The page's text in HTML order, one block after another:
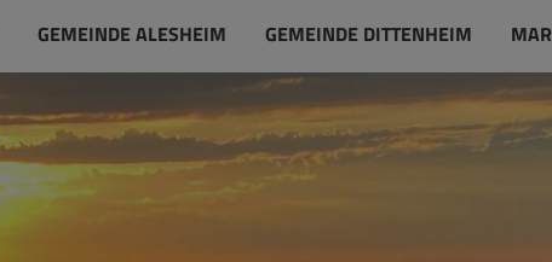
GEMEINDE ALESHEIM GEMEINDE DITTENHEIM